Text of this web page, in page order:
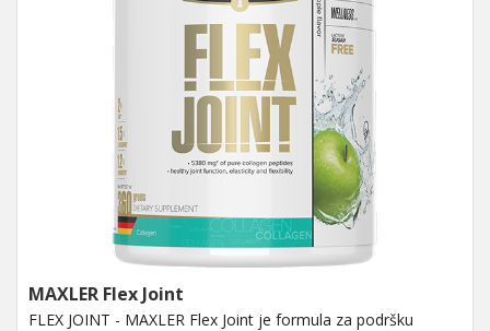
MAXLER Flex Joint
FLEX JOINT - MAXLER Flex Joint je formula za podršku